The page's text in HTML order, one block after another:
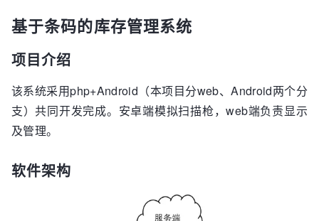
基于条码的库存管理系统
项目介绍
该系统采用php+Android（本项目分web、Android两个分
支）共同开发完成。安卓端模拟扫描枪，web端负责显示
及管理。
软件架构